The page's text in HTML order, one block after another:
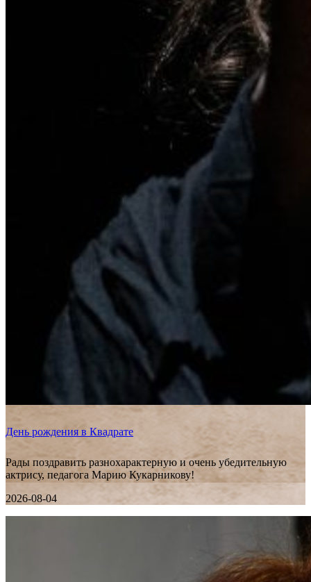
День рождения в Квадрате
Рады поздравить разнохарактерную и очень убедительную
актрису, педагога Марию Кукарникову!
2026-08-04